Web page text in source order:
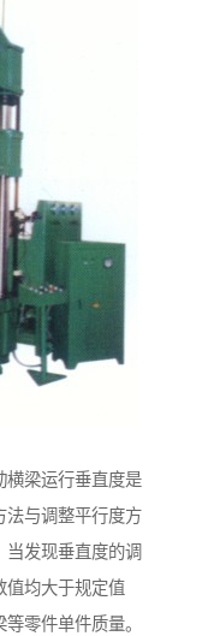
横梁运行垂直度是
法与调整平行度方
发现垂直度的调
值均大于规定值
零件单件质量。